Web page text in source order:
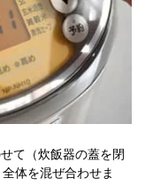
て（炊飯器の蓋を閉
体を混ぜ合わせま